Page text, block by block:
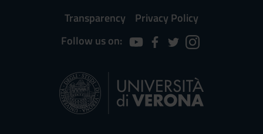
Transparency
Privacy Policy
Follow us on: